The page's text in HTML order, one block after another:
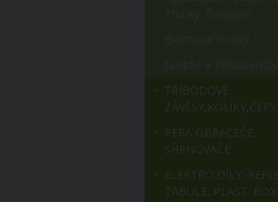
TŘÍBODOVÉ
ZÁVĚSY,KOLÍKY,ČEPY
PERA OBRACEČE,
SHRNOVAČE
ELEKTRO DÍLY, REFLEXNÍ
TABULE, PLAST.